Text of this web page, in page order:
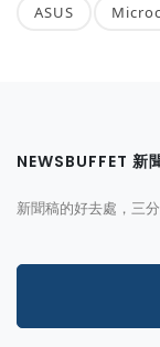
ASUS
NEWSBUFFET 新
新聞稿的好去處，三